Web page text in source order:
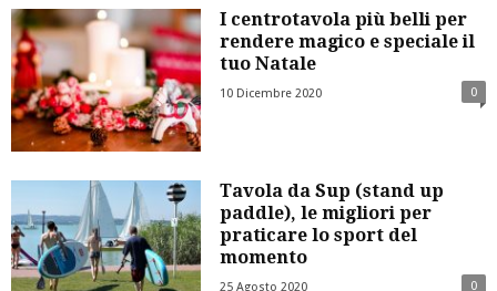
I centrotavola più belli per
rendere magico e speciale il
tuo Natale
10 Dicembre 2020 0
Tavola da Sup (stand up
paddle), le migliori per
praticare lo sport del
momento
25 Agosto 2020 0